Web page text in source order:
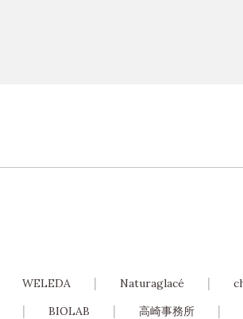
WELEDA Naturaglacé
BIOLAB 高崎事務所